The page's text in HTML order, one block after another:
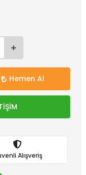
Hemen Al
Alışveriş